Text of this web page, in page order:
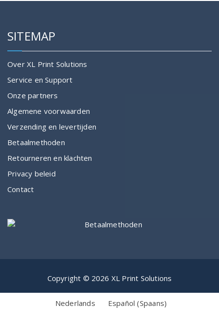
SITEMAP
Over XL Print Solutions
Service en Support
Onze partners
Algemene voorwaarden
Verzending en levertijden
Betaalmethoden
Retourneren en klachten
Privacy beleid
Contact
Copyright © 2026 XL Print Solutions
Nederlands Español (Spaans)